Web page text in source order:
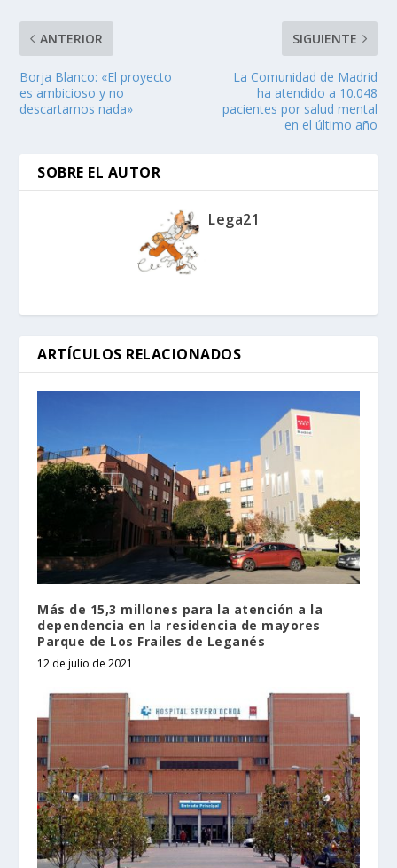
ANTERIOR
Borja Blanco: «El proyecto
es ambicioso y no
descartamos nada»
SIGUIENTE
La Comunidad de Madrid
ha atendido a 10.048
pacientes por salud mental
en el último año
SOBRE EL AUTOR
Lega21
ARTÍCULOS RELACIONADOS
Más de 15,3 millones para la atención a la
dependencia en la residencia de mayores
Parque de Los Frailes de Leganés
12 de julio de 2021